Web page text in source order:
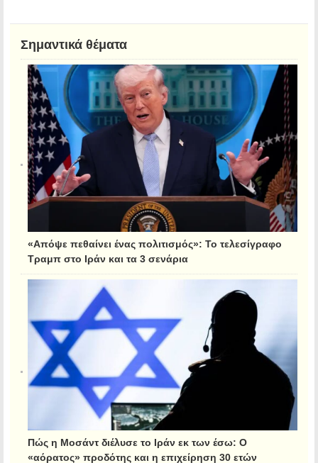
Σημαντικά θέματα
«Απόψε πεθαίνει ένας πολιτισμός»: Το τελεσίγραφο
Τραμπ στο Ιράν και τα 3 σενάρια
Πώς η Μοσάντ διέλυσε το Ιράν εκ των έσω: Ο
«αόρατος» προδότης και η επιχείρηση 30 ετών